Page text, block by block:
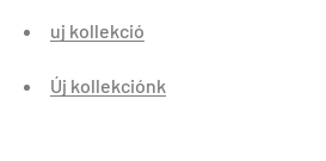
uj kollekció
Új kollekciónk